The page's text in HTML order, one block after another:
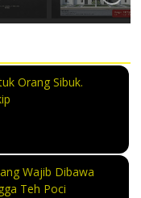
Orang Sibuk.
Wajib Dibawa
Teh Poci